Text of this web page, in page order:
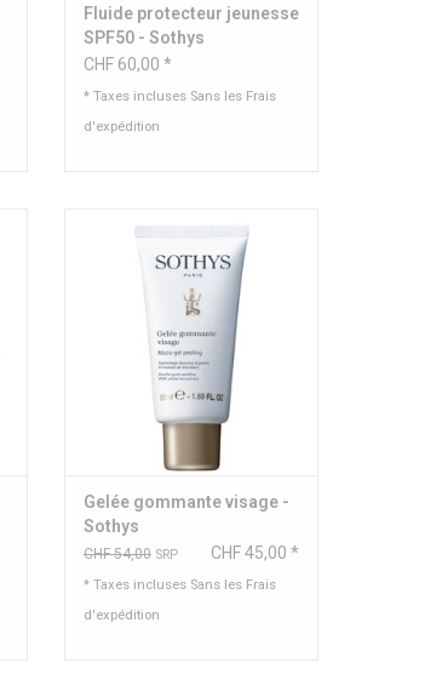
Fluide protecteur jeunesse
SPF50 - Sothys
CHF 60,00 *
* Taxes incluses Sans les Frais
d'expédition
Contenu: 50 ml
AJOUTER AU PANIER
Gelée gommante visage -
Sothys
CHF 54,00 SRP CHF 45,00 *
* Taxes incluses Sans les Frais
d'expédition